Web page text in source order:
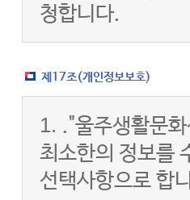
청합니다.
제17조(개인정보보호)
1. ."울주생활문
최소한의 정보를
선택사항으로 합